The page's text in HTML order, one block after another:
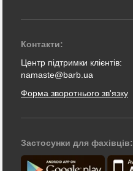
Контакти:
Центр підтримки клієнтів:
namaste@barb.ua
Форма зворотнього зв'язку
Застосунки для фахівців: